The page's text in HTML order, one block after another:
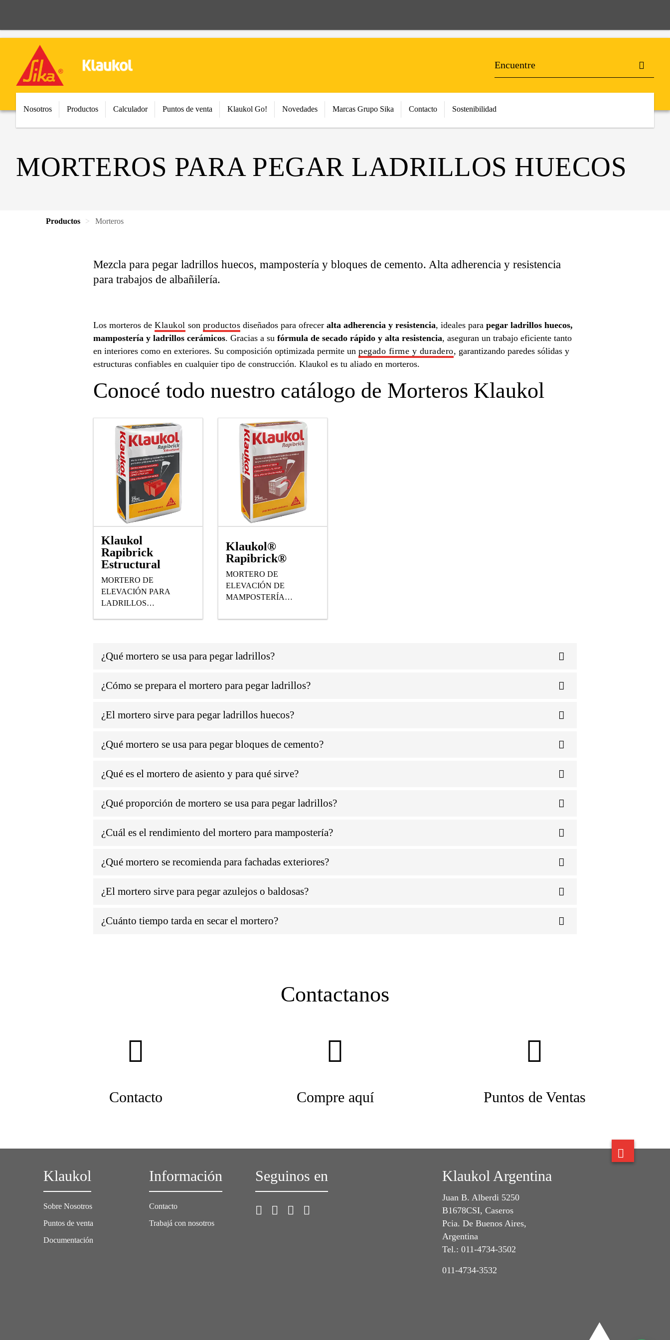
Nosotros Productos Calculador Puntos de venta Klaukol Go! Novedades Marcas Grupo Sika Contacto Sostenibilidad
MORTEROS PARA PEGAR LADRILLOS HUECOS
Productos Morteros
Mezcla para pegar ladrillos huecos, mampostería y bloques de cemento. Alta adherencia y resistencia
para trabajos de albañilería.
Los morteros de Klaukol son productos diseñados para ofrecer alta adherencia y resistencia, ideales para pegar ladrillos huecos,
mampostería y ladrillos cerámicos. Gracias a su fórmula de secado rápido y alta resistencia, aseguran un trabajo eficiente tanto
en interiores como en exteriores. Su composición optimizada permite un pegado firme y duradero, garantizando paredes sólidas y
estructuras confiables en cualquier tipo de construcción. Klaukol es tu aliado en morteros.
Conocé todo nuestro catálogo de Morteros Klaukol
Klaukol
Rapibrick
Estructural
MORTERO DE
ELEVACIÓN PARA
LADRILLOS
MANGA O MAQUINA
Klaukol®
Rapibrick®
MORTERO DE
ELEVACIÓN DE
MAMPOSTERÍA
MANGA O MAQUINA
¿Qué mortero se usa para pegar ladrillos?
¿Cómo se prepara el mortero para pegar ladrillos?
¿El mortero sirve para pegar ladrillos huecos?
¿Qué mortero se usa para pegar bloques de cemento?
¿Qué es el mortero de asiento y para qué sirve?
¿Qué proporción de mortero se usa para pegar ladrillos?
¿Cuál es el rendimiento del mortero para mampostería?
¿Qué mortero se recomienda para fachadas exteriores?
¿El mortero sirve para pegar azulejos o baldosas?
¿Cuánto tiempo tarda en secar el mortero?
Contactanos
Contacto Compre aquí Puntos de Ventas
Klaukol
Sobre Nosotros
Puntos de venta
Documentación
Información
Contacto
Trabajá con nosotros
Seguinos en Klaukol Argentina
Juan B. Alberdi 5250
B1678CSI, Caseros
Pcia. De Buenos Aires,
Argentina
Tel.: 011-4734-3502
011-4734-3532